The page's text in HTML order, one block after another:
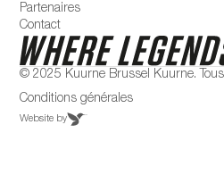
Partenaires
Contact
© 2025 Kuurne Brussel Kuurne.
Conditions générales
Website by